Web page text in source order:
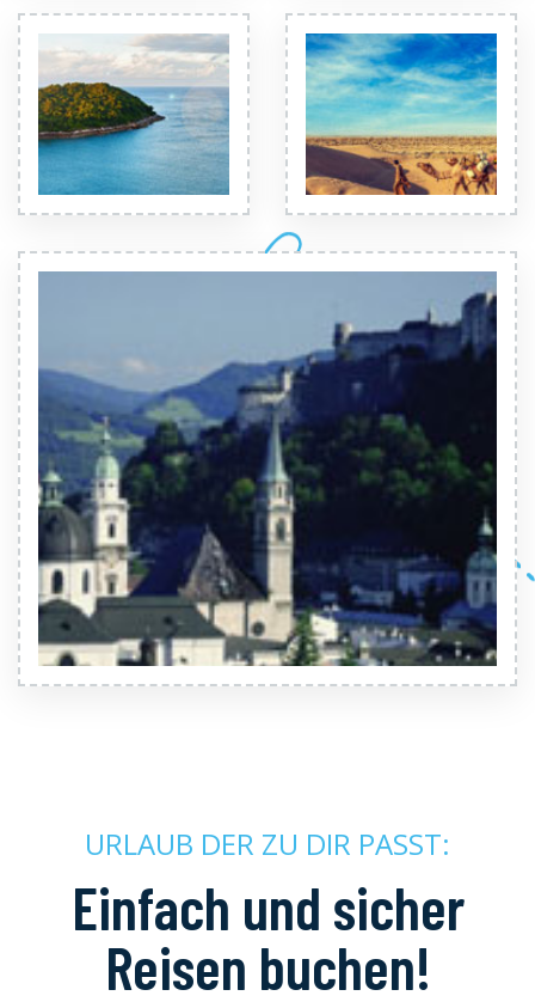
URLAUB DER ZU DIR PASST:
Einfach und sicher
Reisen buchen!